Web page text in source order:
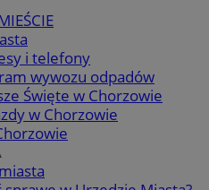
i telefony
wywozu odpadów
Święte w Chorzowie
w Chorzowie